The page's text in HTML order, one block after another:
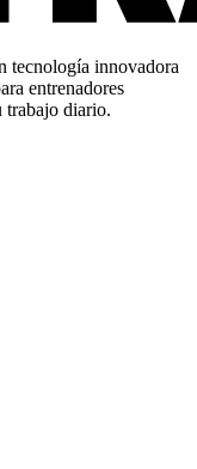
tecnología innovadora
entrenadores
trabajo diario.